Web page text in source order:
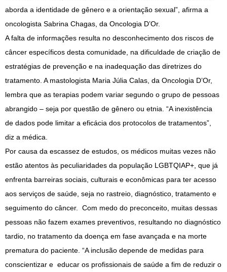
aborda a identidade de gênero e a orientação sexual”, afirma a
oncologista Sabrina Chagas, da Oncologia D’Or.
A falta de informações resulta no desconhecimento dos riscos de
câncer específicos desta comunidade, na dificuldade de criação de
estratégias de prevenção e na inadequação das diretrizes do
tratamento. A mastologista Maria Júlia Calas, da Oncologia D’Or,
lembra que as terapias podem variar segundo o grupo de pessoas
abrangido – seja por questão de gênero ou etnia. “A inexistência
de dados pode limitar a eficácia dos protocolos de tratamentos”,
diz a médica.
Por causa da escassez de estudos, os médicos muitas vezes não
estão atentos às peculiaridades da população LGBTQIAP+, que já
enfrenta barreiras sociais, culturais e econômicas para ter acesso
aos serviços de saúde, seja no rastreio, diagnóstico, tratamento e
seguimento do câncer. Com medo do preconceito, muitas dessas
pessoas não fazem exames preventivos, resultando no diagnóstico
tardio, no tratamento da doença em fase avançada e na morte
prematura do paciente. “A inclusão depende de medidas para
conscientizar e educar os profissionais de saúde a fim de reduzir o